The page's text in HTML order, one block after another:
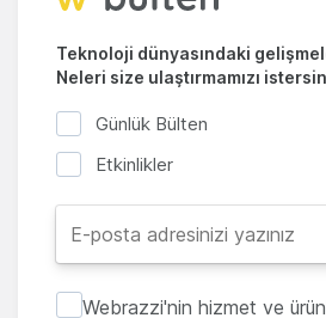
Teknoloji dünyasındaki
Neleri size ulaştırmamızı
Günlük Bülten
Etkinlikler
Webrazzi'nin hizmet ve